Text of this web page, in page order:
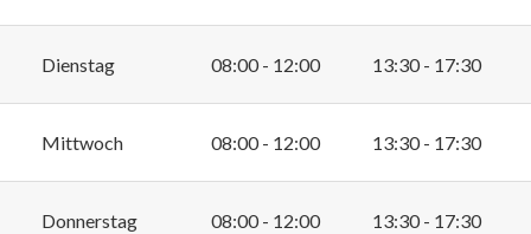
Dienstag 08:00 - 12:00 13:30 - 17:30
Mittwoch 08:00 - 12:00 13:30 - 17:30
Donnerstag 08:00 - 12:00 13:30 - 17:30